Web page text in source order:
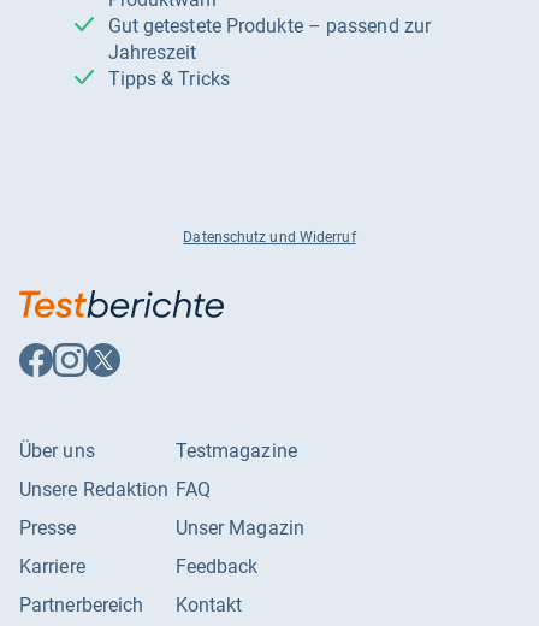
Gut getestete Produkte – passend zur
Jahreszeit
Tipps & Tricks
Datenschutz und Widerruf
Auf
Facebook
Auf
Instagram
Auf
X
Über uns
Unsere Redaktion
Presse
Karriere
Partnerbereich
Testmagazine
FAQ
Unser Magazin
Feedback
Kontakt